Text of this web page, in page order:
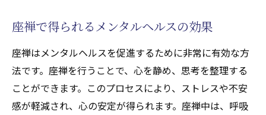
座禅で得られるメンタルヘルスの効果
座禅はメンタルヘルスを促進するために非常に有効な方
法です。座禅を行うことで、心を静め、思考を整理する
ことができます。このプロセスにより、ストレスや不安
感が軽減され、心の安定が得られます。座禅中は、呼吸